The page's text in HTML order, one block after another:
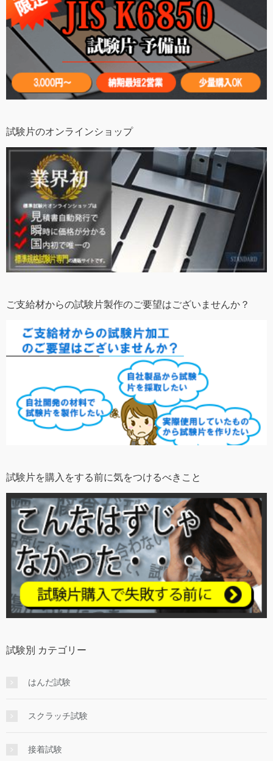
試験片のオンラインショップ
ご支給材からの試験片製作のご要望はございませんか？
試験片を購入をする前に気をつけるべきこと
試験別 カテゴリー
はんだ試験
スクラッチ試験
接着試験